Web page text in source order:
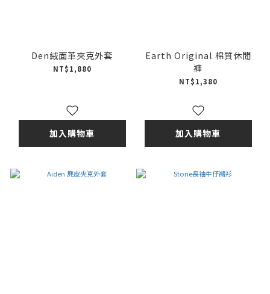
Den絨面革夾克外套
NT$1,880
加入購物車
Earth Original 棉質休閒
褲
NT$1,380
加入購物車